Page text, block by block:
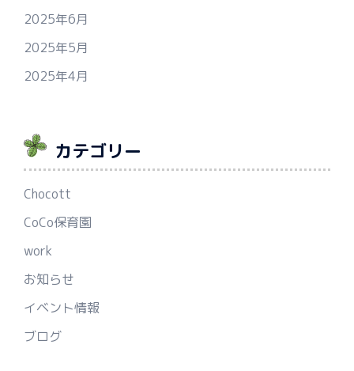
2025年6月
2025年5月
2025年4月
カテゴリー
Chocott
CoCo保育園
work
お知らせ
イベント情報
ブログ